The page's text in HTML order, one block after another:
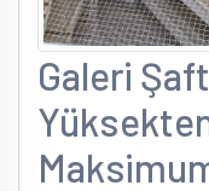
Galeri